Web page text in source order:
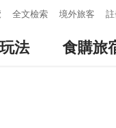
全文檢索 境外旅客
法 食購旅